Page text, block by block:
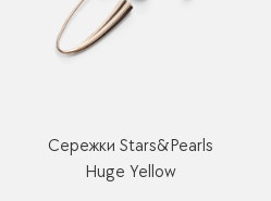
Сережки Stars&Pearls
Huge Yellow